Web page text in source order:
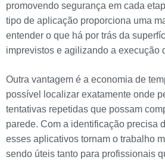
promovendo segurança em cada
tipo de aplicação proporciona uma
entender o que há por trás da
imprevistos e agilizando a execução
Outra vantagem é a economia de
possível localizar exatamente onde
tentativas repetidas que possam
parede. Com a identificação precisa
esses aplicativos tornam o trabalho
sendo úteis tanto para profissionais